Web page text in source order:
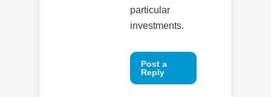
particular
investments.
Post a
Reply